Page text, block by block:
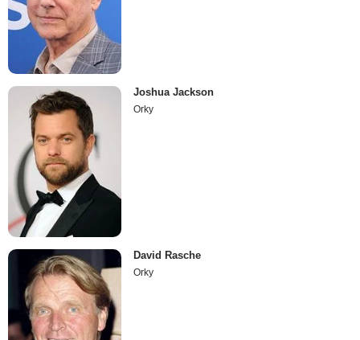
Joshua Jackson
Orky
David Rasche
Orky